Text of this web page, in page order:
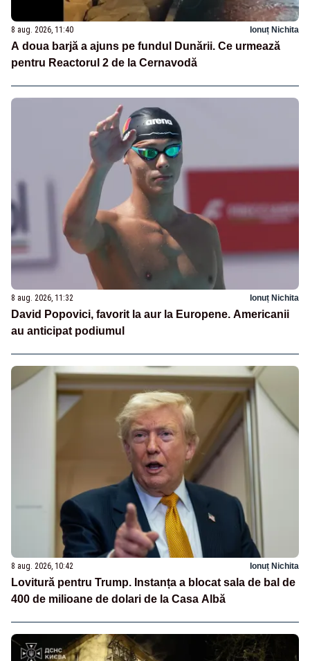
8 aug. 2026, 11:40 Ionuț Nichita
A doua barjă a ajuns pe fundul Dunării. Ce urmează
pentru Reactorul 2 de la Cernavodă
8 aug. 2026, 11:32 Ionuț Nichita
David Popovici, favorit la aur la Europene. Americanii
au anticipat podiumul
8 aug. 2026, 10:42 Ionuț Nichita
Lovitură pentru Trump. Instanța a blocat sala de bal de
400 de milioane de dolari de la Casa Albă